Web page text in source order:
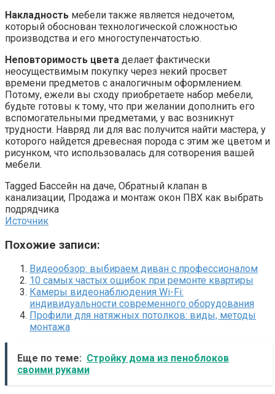
Накладность мебели также является недочетом,
который обоснован технологической сложностью
производства и его многоступенчатостью.
Неповторимость цвета делает фактически
неосуществимым покупку через некий просвет
времени предметов с аналогичным оформлением.
Потому, ежели вы сходу приобретаете набор мебели,
будьте готовы к тому, что при желании дополнить его
вспомогательными предметами, у вас возникнут
трудности. Навряд ли для вас получится найти мастера, у
которого найдется древесная порода с этим же цветом и
рисунком, что использовалась для сотворения вашей
мебели.
Tagged Бассейн на даче, Обратный клапан в
канализации, Продажа и монтаж окон ПВХ как выбрать
подрядчика
Источник
Похожие записи:
Видеообзор: выбираем диван с профессионалом
10 самых частых ошибок при ремонте квартиры
Камеры видеонаблюдения Wi-Fi:
индивидуальности современного оборудования
Профили для натяжных потолков: виды, методы
монтажа
Еще по теме: Стройку дома из пеноблоков
своими руками